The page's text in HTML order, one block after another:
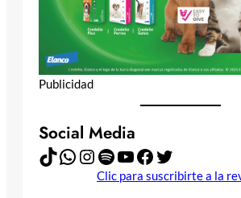
Publicidad
Social Media
TikTok WhatsApp Instagram Spotify YouTube Facebook Twitter
Clic para suscribirte a la